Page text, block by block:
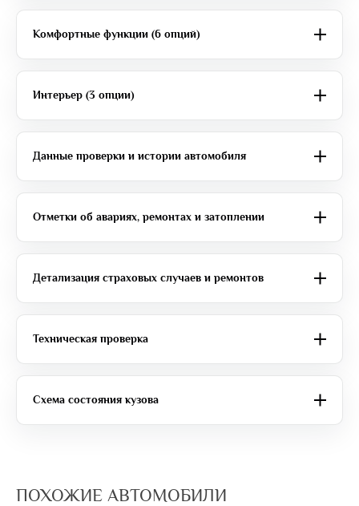
Комфортные функции (6 опций)
Интерьер (3 опции)
Данные проверки и истории автомобиля
Отметки об авариях, ремонтах и затоплении
Детализация страховых случаев и ремонтов
Техническая проверка
Схема состояния кузова
ПОХОЖИЕ АВТОМОБИЛИ